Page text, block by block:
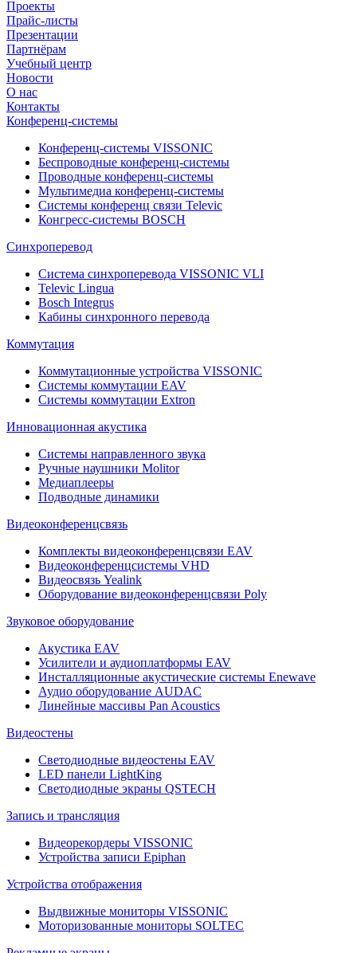
Проекты
Прайс-листы
Презентации
Партнёрам
Учебный центр
Новости
О нас
Контакты
Конференц-системы
Конференц-системы VISSONIC
Беспроводные конференц-системы
Проводные конференц-системы
Мультимедиа конференц-системы
Системы конференц связи Televic
Конгресс-системы BOSCH
Синхроперевод
Система синхроперевода VISSONIC VLI
Televic Lingua
Bosch Integrus
Кабины синхронного перевода
Коммутация
Коммутационные устройства VISSONIC
Системы коммутации EAV
Системы коммутации Extron
Инновационная акустика
Системы направленного звука
Ручные наушники Molitor
Медиаплееры
Подводные динамики
Видеоконференцсвязь
Комплекты видеоконференцсвязи EAV
Видеоконференцсистемы VHD
Видеосвязь Yealink
Оборудование видеоконференцсвязи Poly
Звуковое оборудование
Акустика EAV
Усилители и аудиоплатформы EAV
Инсталляционные акустические системы Enewave
Аудио оборудование AUDAC
Линейные массивы Pan Acoustics
Видеостены
Светодиодные видеостены EAV
LED панели LightKing
Светодиодные экраны QSTECH
Запись и трансляция
Видеорекордеры VISSONIC
Устройства записи Epiphan
Устройства отображения
Выдвижные мониторы VISSONIC
Моторизованные мониторы SOLTEC